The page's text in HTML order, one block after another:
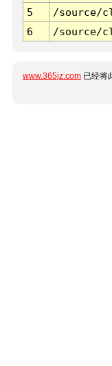
5
/source/
6
/source/
www.365jz.com 已经将